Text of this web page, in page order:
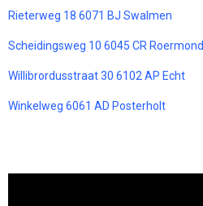
Rieterweg 18 6071 BJ Swalmen
Scheidingsweg 10 6045 CR Roermond
Willibrordusstraat 30 6102 AP Echt
Winkelweg 6061 AD Posterholt